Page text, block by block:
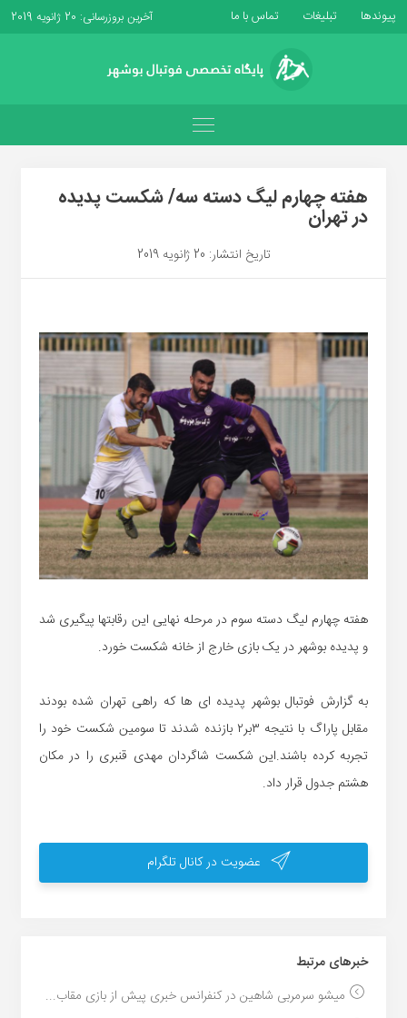
پیوندها تبلیغات تماس با ما آخرین بروزرسانی: 20 ژانویه 2019
هفته چهارم لیگ دسته سه/ شکست پدیده
در تهران
تاریخ انتشار: 20 ژانویه 2019
هفته چهارم لیگ دسته سوم در مرحله نهایی این رقابتها پیگیری شد
و پدیده بوشهر در یک بازی خارج از خانه شکست خورد.
به گزارش فوتبال بوشهر پدیده ای ها که راهی تهران شده بودند
مقابل پاراگ با نتیجه ۳بر۲ بازنده شدند تا سومین شکست خود را
تجربه کرده باشند.این شکست شاگردان مهدی قنبری را در مکان
هشتم جدول قرار داد.
عضویت در کانال تلگرام
خبر‌های مرتبط
میشو سرمربی شاهین در کنفرانس خبری پیش از بازی مقاب...